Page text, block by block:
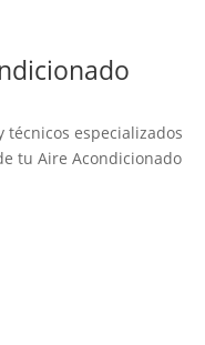
técnicos especializados
tu Aire Acondicionado